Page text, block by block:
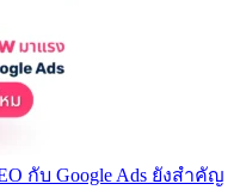
กับ Google Ads ยังสำคัญ